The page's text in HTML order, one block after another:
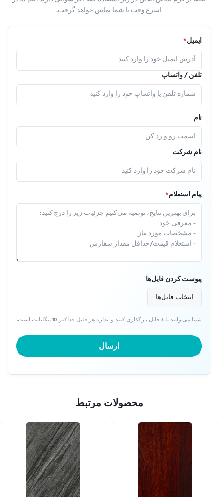
اسرع وقت با شما تماس خواهد گرفت.
ایمیل*
تلفن / واتساپ
نام
نام شرکت
پیام استعلام*
پیوست کردن فایل‌ها
انتخاب فایل‌ها
شما می‌توانید تا 5 فایل بارگذاری کنید و اندازه هر فایل حداکثر 10 مگابایت است.
ارسال
محصولات مرتبط